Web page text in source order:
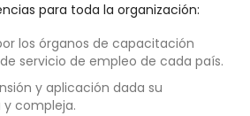
para toda la organización:
los órganos de capacitación
servicio de empleo de cada país.
y aplicación dada su
compleja.